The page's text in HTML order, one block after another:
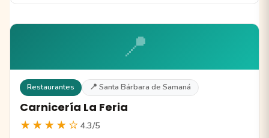
📍
Restaurantes 📍 Santa Bárbara de Samaná
Carnicería La Feria
★★★★☆ 4.3/5